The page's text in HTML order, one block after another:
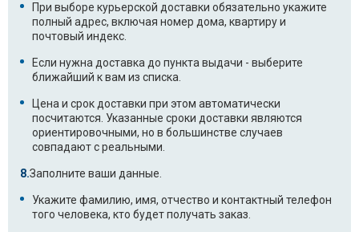
При выборе курьерской доставки обязательно укажите
полный адрес, включая номер дома, квартиру и
почтовый индекс.
Если нужна доставка до пункта выдачи - выберите
ближайший к вам из списка.
Цена и срок доставки при этом автоматически
посчитаются. Указанные сроки доставки являются
ориентировочными, но в большинстве случаев
совпадают с реальными.
Заполните ваши данные.
Укажите фамилию, имя, отчество и контактный телефон
того человека, кто будет получать заказ.